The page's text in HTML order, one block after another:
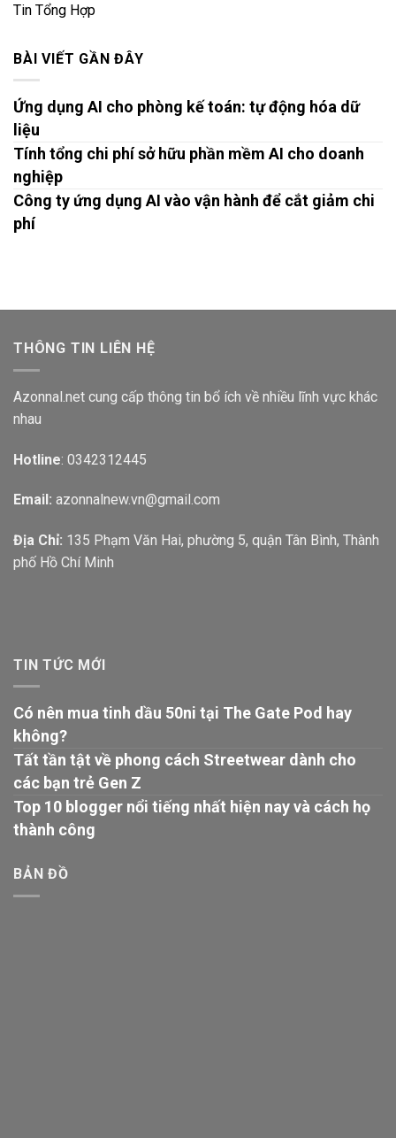
Tin Tổng Hợp
BÀI VIẾT GẦN ĐÂY
Ứng dụng AI cho phòng kế toán: tự động hóa dữ
liệu
Tính tổng chi phí sở hữu phần mềm AI cho doanh
nghiệp
Công ty ứng dụng AI vào vận hành để cắt giảm chi
phí
THÔNG TIN LIÊN HỆ
Azonnal.net cung cấp thông tin bổ ích về nhiều lĩnh vực khác
nhau
Hotline: 0342312445
Email: azonnalnew.vn@gmail.com
Địa Chỉ: 135 Phạm Văn Hai, phường 5, quận Tân Bình, Thành
phố Hồ Chí Minh
TIN TỨC MỚI
Có nên mua tinh dầu 50ni tại The Gate Pod hay
không?
Tất tần tật về phong cách Streetwear dành cho
các bạn trẻ Gen Z
Top 10 blogger nổi tiếng nhất hiện nay và cách họ
thành công
BẢN ĐỒ